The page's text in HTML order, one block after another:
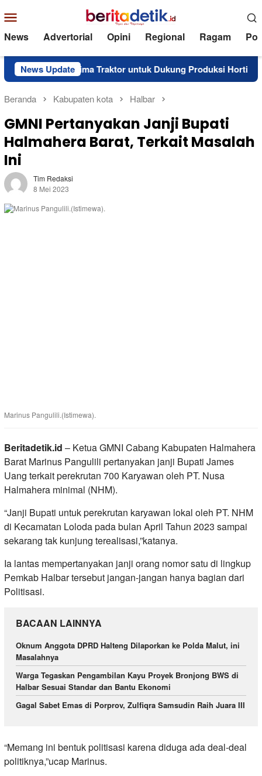
ke
kontenMobile
News Advertorial Opini Regional Ragam
News Update
Barat Terima Traktor untuk Dukung Produksi Hortikultura
Beranda Kabupaten kota Halbar
GMNI Pertanyakan Janji Bupati
Halmahera Barat, Terkait Masalah
Ini
Tim Redaksi
8 Mei 2023
Marinus Pangulili.(Istimewa).
Beritadetik.id – Ketua GMNI Cabang Kabupaten Halmahera
Barat Marinus Pangulili pertanyakan janji Bupati James
Uang terkait perekrutan 700 Karyawan oleh PT. Nusa
Halmahera minimal (NHM).
“Janji Bupati untuk perekrutan karyawan lokal oleh PT. NHM
di Kecamatan Loloda pada bulan April Tahun 2023 sampai
sekarang tak kunjung terealisasi,”katanya.
Ia lantas mempertanyakan janji orang nomor satu di lingkup
Pemkab Halbar tersebut jangan-jangan hanya bagian dari
Politisasi.
BACAAN LAINNYA
Oknum Anggota DPRD Halteng Dilaporkan ke Polda Malut, ini
Masalahnya
Warga Tegaskan Pengambilan Kayu Proyek Bronjong BWS di
Halbar Sesuai Standar dan Bantu Ekonomi
Gagal Sabet Emas di Porprov, Zulfiqra Samsudin Raih Juara III
“Memang ini bentuk politisasi karena diduga ada deal-deal
politiknya,”ucap Marinus.